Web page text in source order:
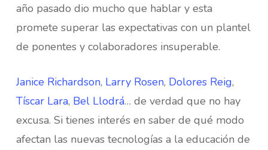
año pasado dio mucho que hablar y esta
promete superar las expectativas con un plantel
de ponentes y colaboradores insuperable.
Janice Richardson, Larry Rosen, Dolores Reig,
Tíscar Lara, Bel Llodrá… de verdad que no hay
excusa. Si tienes interés en saber de qué modo
afectan las nuevas tecnologías a la educación de